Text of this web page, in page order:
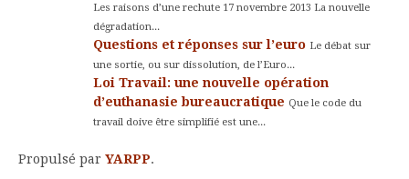
Les raisons d’une rechute 17 novembre 2013 La nouvelle
dégradation...
Questions et réponses sur l’euro Le débat sur
une sortie, ou sur dissolution, de l’Euro...
Loi Travail: une nouvelle opération
d’euthanasie bureaucratique Que le code du
travail doive être simplifié est une...
Propulsé par YARPP.